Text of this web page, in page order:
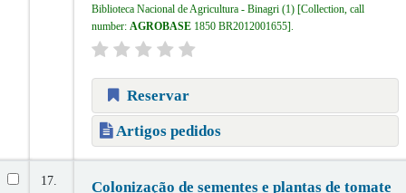
Biblioteca Nacional de Agricultura - Binagri(1) Collection, call
number: AGROBASE 1850 BR2012001655 .
Reservar
Artigos pedidos
17. Colonização de sementes e plantas de tomate